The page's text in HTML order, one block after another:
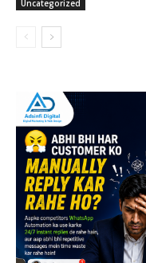
Uncategorized